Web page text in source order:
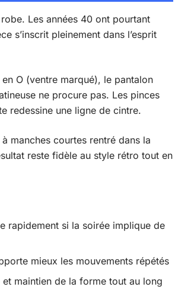
Les années 40 ont pourtant
s’inscrit pleinement dans l’esprit
O (ventre marqué), le pantalon
ne procure pas. Les pinces
redessine une ligne de cintre.
manches courtes rentré dans la
reste fidèle au style rétro tout en
rapidement si la soirée implique de
mieux les mouvements répétés
maintien de la forme tout au long